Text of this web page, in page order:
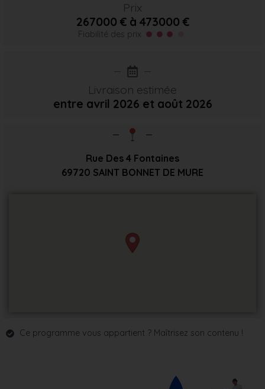
Prix
267000 € à 473000 €
Fiabilité des prix
Livraison estimée
entre avril 2026 et août 2026
Rue Des 4 Fontaines
69720 SAINT BONNET DE MURE
Ce programme vous appartient ? Maîtrisez son contenu !